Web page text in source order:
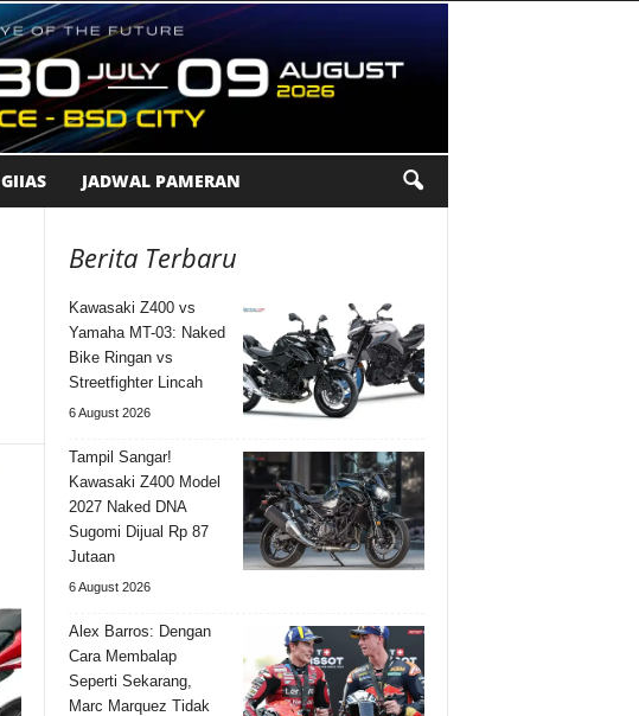
GIIAS JADWAL PAMERAN
Berita Terbaru
Kawasaki Z400 vs
Yamaha MT-03: Naked
Bike Ringan vs
Streetfighter Lincah
6 August 2026
Tampil Sangar!
Kawasaki Z400 Model
2027 Naked DNA
Sugomi Dijual Rp 87
Jutaan
6 August 2026
Alex Barros: Dengan
Cara Membalap
Seperti Sekarang,
Marc Marquez Tidak